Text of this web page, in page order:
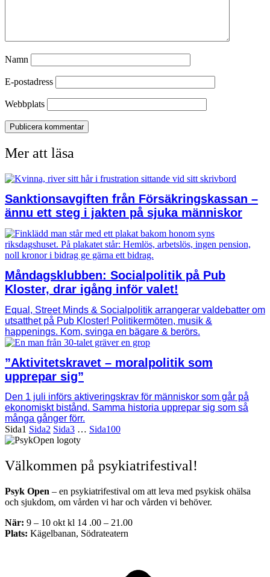
Namn
E-postadress
Webbplats
Mer att läsa
Sanktionsavgiften från Försäkringskassan –
ännu ett steg i jakten på sjuka människor
Måndagsklubben: Socialpolitik på Pub
Kloster, drar igång inför valet!
Equal, Street Minds & Socialpolitik arrangerar valdebatter om
utsatthet på Pub Kloster! Politikermöten, musik &
happenings. Kom, svinga en bägare & berörs.
”Aktivitetskravet – moralpolitik som
upprepar sig”
Den 1 juli införs aktiveringskrav för människor som går på
ekonomiskt bistånd. Samma historia upprepar sig som så
många gånger förr.
Sida1 Sida2 Sida3 … Sida100
Välkommen på psykiatrifestival!
Psyk Open – en psykiatrifestival om att leva med psykisk ohälsa
och sjukdom, om vården vi har och vården vi behöver.
När: 9 – 10 okt kl 14 .00 – 21.00
Plats: Kägelbanan, Södrateatern